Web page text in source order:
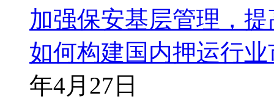
距。他们满腔热情，雄心勃勃地踏上工作岗位后，才发现不
走人。某保安员刚参加保安工作时，被分配到一家大商场站
被人理解的感觉渐渐使他失望，执勤中的一句“臭保安”让他
岗位后，要能够根据现实环境调整自己的期望值，尽量把期
时不至于在心理上感到失落。
二、有目的地约束自己，使之适应客观现实。
加强保安基层管理，
如何构建国内押运行
年4月27日